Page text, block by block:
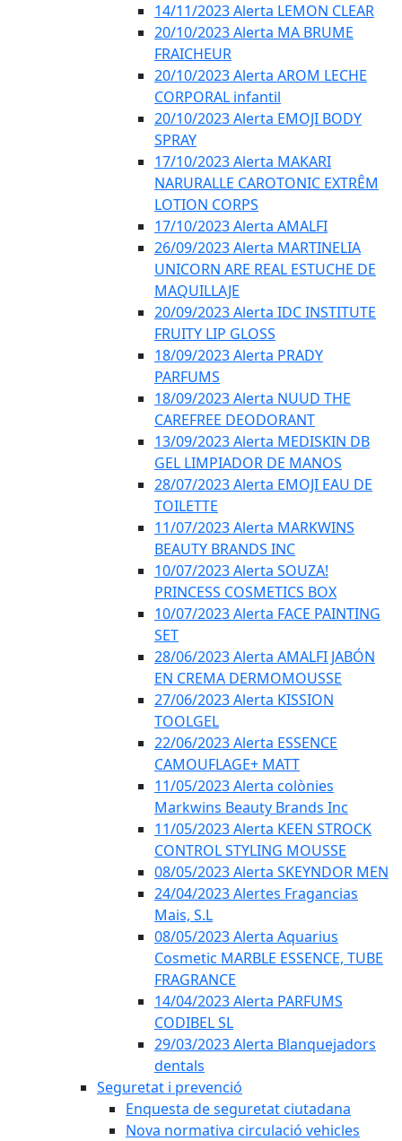
14/11/2023 Alerta LEMON CLEAR
20/10/2023 Alerta MA BRUME
FRAICHEUR
20/10/2023 Alerta AROM LECHE
CORPORAL infantil
20/10/2023 Alerta EMOJI BODY
SPRAY
17/10/2023 Alerta MAKARI
NARURALLE CAROTONIC EXTRÊM
LOTION CORPS
17/10/2023 Alerta AMALFI
26/09/2023 Alerta MARTINELIA
UNICORN ARE REAL ESTUCHE DE
MAQUILLAJE
20/09/2023 Alerta IDC INSTITUTE
FRUITY LIP GLOSS
18/09/2023 Alerta PRADY
PARFUMS
18/09/2023 Alerta NUUD THE
CAREFREE DEODORANT
13/09/2023 Alerta MEDISKIN DB
GEL LIMPIADOR DE MANOS
28/07/2023 Alerta EMOJI EAU DE
TOILETTE
11/07/2023 Alerta MARKWINS
BEAUTY BRANDS INC
10/07/2023 Alerta SOUZA!
PRINCESS COSMETICS BOX
10/07/2023 Alerta FACE PAINTING
SET
28/06/2023 Alerta AMALFI JABÓN
EN CREMA DERMOMOUSSE
27/06/2023 Alerta KISSION
TOOLGEL
22/06/2023 Alerta ESSENCE
CAMOUFLAGE+ MATT
11/05/2023 Alerta colònies
Markwins Beauty Brands Inc
11/05/2023 Alerta KEEN STROCK
CONTROL STYLING MOUSSE
08/05/2023 Alerta SKEYNDOR MEN
24/04/2023 Alertes Fragancias
Mais, S.L
08/05/2023 Alerta Aquarius
Cosmetic MARBLE ESSENCE, TUBE
FRAGRANCE
14/04/2023 Alerta PARFUMS
CODIBEL SL
29/03/2023 Alerta Blanquejadors
dentals
Seguretat i prevenció
Enquesta de seguretat ciutadana
Nova normativa circulació vehicles